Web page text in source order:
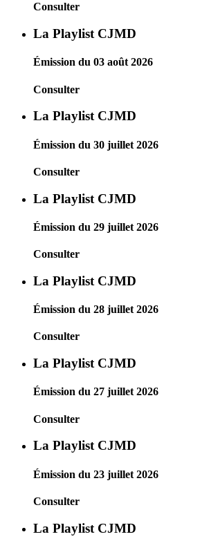
Consulter
La Playlist CJMD
Émission du 03 août 2026
Consulter
La Playlist CJMD
Émission du 30 juillet 2026
Consulter
La Playlist CJMD
Émission du 29 juillet 2026
Consulter
La Playlist CJMD
Émission du 28 juillet 2026
Consulter
La Playlist CJMD
Émission du 27 juillet 2026
Consulter
La Playlist CJMD
Émission du 23 juillet 2026
Consulter
La Playlist CJMD